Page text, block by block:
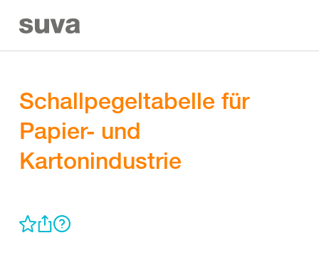
Schallpegeltabelle für
Papier- und
Kartonindustrie